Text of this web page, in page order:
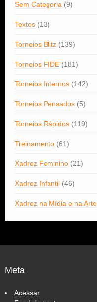
Sem Categoria (9)
Textos (13)
Torneios Blitz (139)
Torneios FIDE (181)
Torneios Internos (142)
Torneios Pensados (5)
Torneios Rápidos (119)
Treinamento (61)
Xadrez Feminino (21)
Xadrez Infantil (46)
Xadrez na Mídia e na Arte
Meta
Acessar